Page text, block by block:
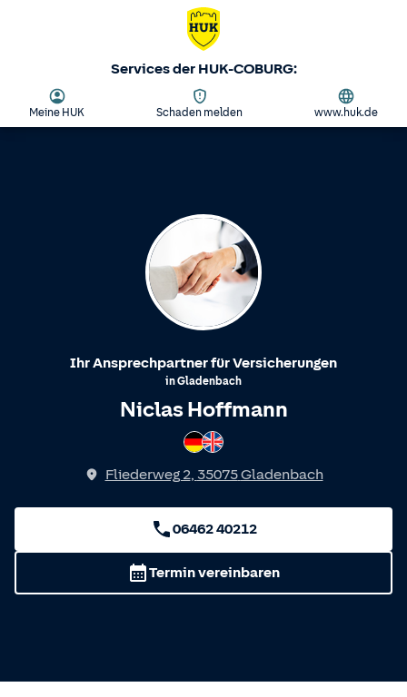
Services der HUK-COBURG:
Meine HUK Schaden melden www.huk.de
Ihr Ansprechpartner für Versicherungen
inGladenbach
Niclas Hoffmann
Spricht
Deutsch
Englisch
Fliederweg 2, 35075Gladenbach
06462 40212
Termin vereinbaren